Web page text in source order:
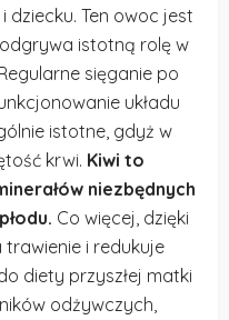
Ten owoc jest
istotną rolę w
sięganie po
układu
istotne, gdyż w
krwi. Kiwi to
niezbędnych
Co więcej, dzięki
trawienie i redukuje
diety przyszłej matki
odżywczych,